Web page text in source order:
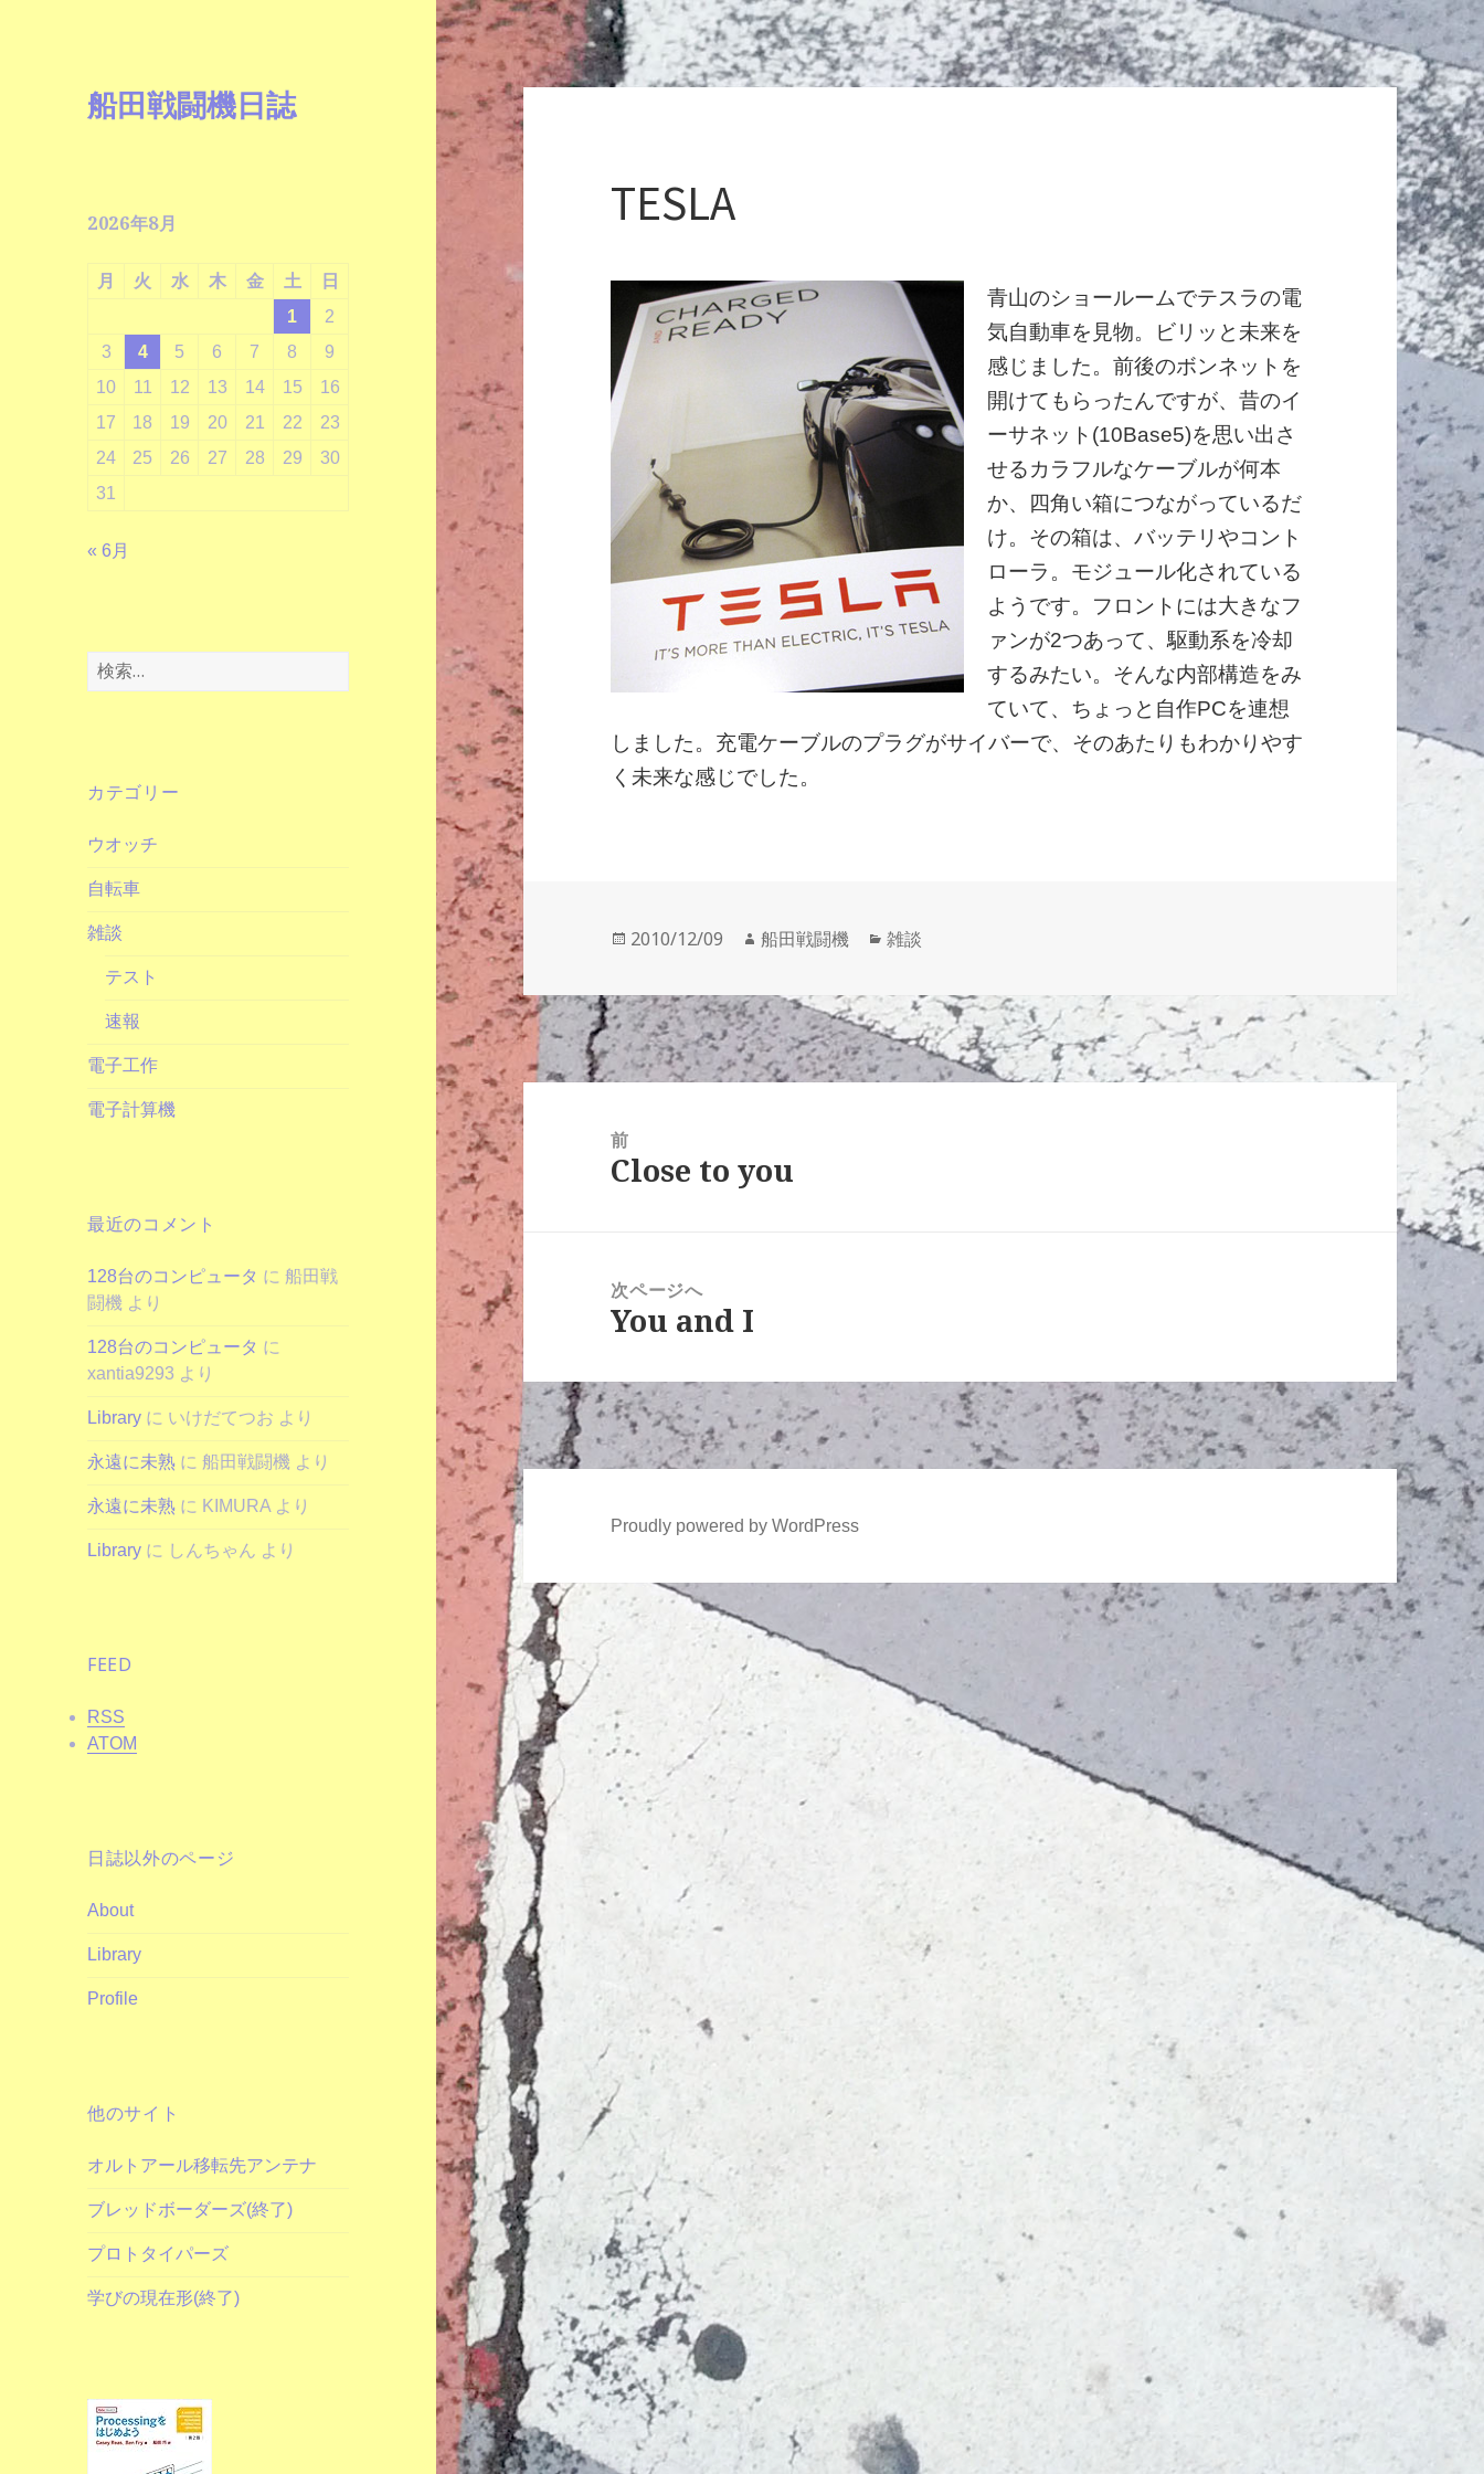
船田戦闘機日誌
2026年8月
月 火 水 木 金 土
日
1
2
3
4 5 6 7 8
9
10
11 12 13 14 15
16
17
18 19 20 21 22
23
24
25 26 27 28 29
30
31
« 6月
検
索:
カテゴリー
ウオッチ
自転車
雑談
テスト
速報
電子工作
電子計算機
最近のコメント
128台のコンピュータ に船田戦
闘機 より
128台のコンピュータ に
xantia9293 より
Library に いけだてつお より
永遠に未熟 に船田戦闘機 より
永遠に未熟 に KIMURA より
Library に しんちゃん より
FEED
RSS
ATOM
日誌以外のページ
About
Library
Profile
他のサイト
オルトアール移転先アンテナ
ブレッドボーダーズ(終了)
プロトタイパーズ
学びの現在形(終了)
TESLA
青山のショールームでテスラの電
気自動車を見物。ビリッと未来を
感じました。前後のボンネットを
開けてもらったんですが、昔のイ
ーサネット(10Base5)を思い出さ
せるカラフルなケーブルが何本
か、四角い箱につながっているだ
け。その箱は、バッテリやコント
ローラ。モジュール化されている
ようです。フロントには大きなフ
ァンが2つあって、駆動系を冷却
するみたい。そんな内部構造をみ
ていて、ちょっと自作PCを連想
しました。充電ケーブルのプラグがサイバーで、そのあたりもわかりやす
く未来な感じでした。
投
日:
2010/12/09
作
者
船田戦闘機
カ
ゴ
リ
ー
雑談
稿
ゲ
前
前
Close to you
次ページへ
次
投
稿:
You and I
Proudly powered by WordPress